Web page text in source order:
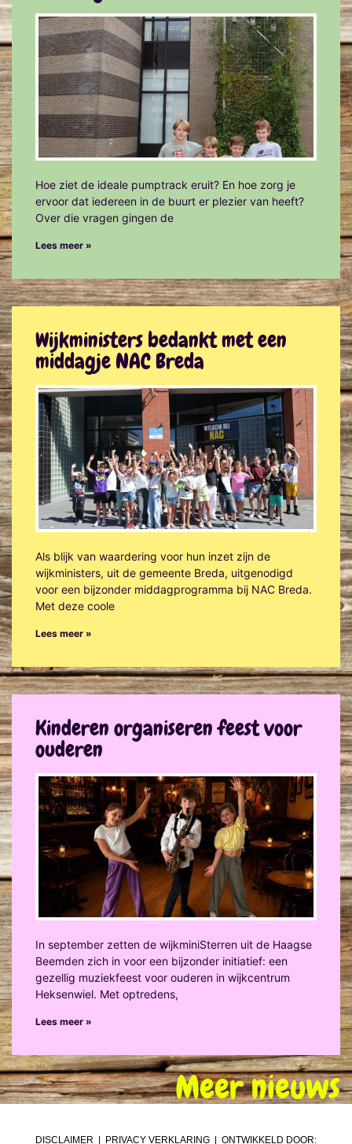
Hoe ziet de ideale pumptrack eruit? En hoe zorg je
ervoor dat iedereen in de buurt er plezier van heeft?
Over die vragen gingen de
Lees meer »
Wijkministers bedankt met een
middagje NAC Breda
Als blijk van waardering voor hun inzet zijn de
wijkministers, uit de gemeente Breda, uitgenodigd
voor een bijzonder middagprogramma bij NAC Breda.
Met deze coole
Lees meer »
Kinderen organiseren feest voor
ouderen
In september zetten de wijkminiSterren uit de Haagse
Beemden zich in voor een bijzonder initiatief: een
gezellig muziekfeest voor ouderen in wijkcentrum
Heksenwiel. Met optredens,
Lees meer »
Meer nieuws
DISCLAIMER PRIVACY VERKLARING | ONTWIKKELD DOOR: